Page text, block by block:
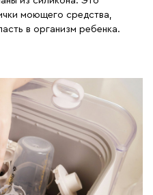
моющего средства,
в организм ребенка.